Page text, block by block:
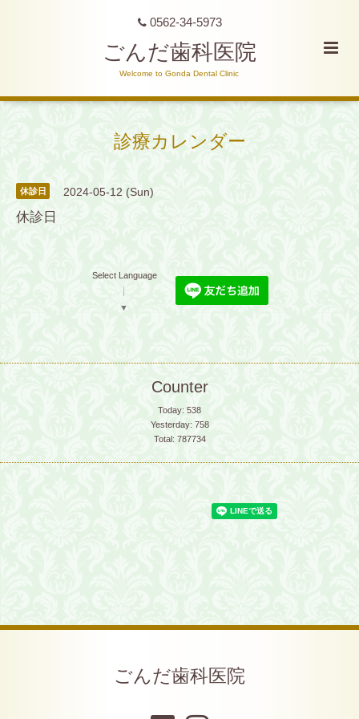
0562-34-5973
ごんだ歯科医院
Welcome to Gonda Dental Clinic
診療カレンダー
休診日 2024-05-12 (Sun)
休診日
Select Language
▼
Counter
Today: 538
Yesterday: 758
Total: 787734
ごんだ歯科医院